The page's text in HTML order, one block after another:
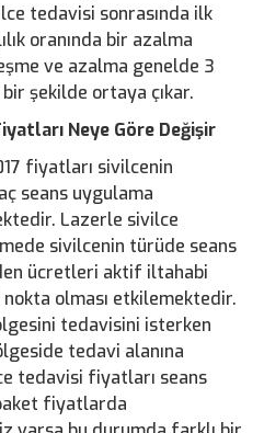
tedavisi sonrasında ilk
oranında bir azalma
ve azalma genelde 3
şekilde ortaya çıkar.
Neye Göre Değişir
fiyatları sivilcenin
seans uygulama
Lazerle sivilce
sivilcenin türüde seans
ücretleri aktif iltahabi
olması etkilemektedir.
tedavisini isterken
tedavi alanına
tedavisi fiyatları seans
fiyatlarda